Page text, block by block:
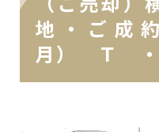
地・ご成
月） Ｔ